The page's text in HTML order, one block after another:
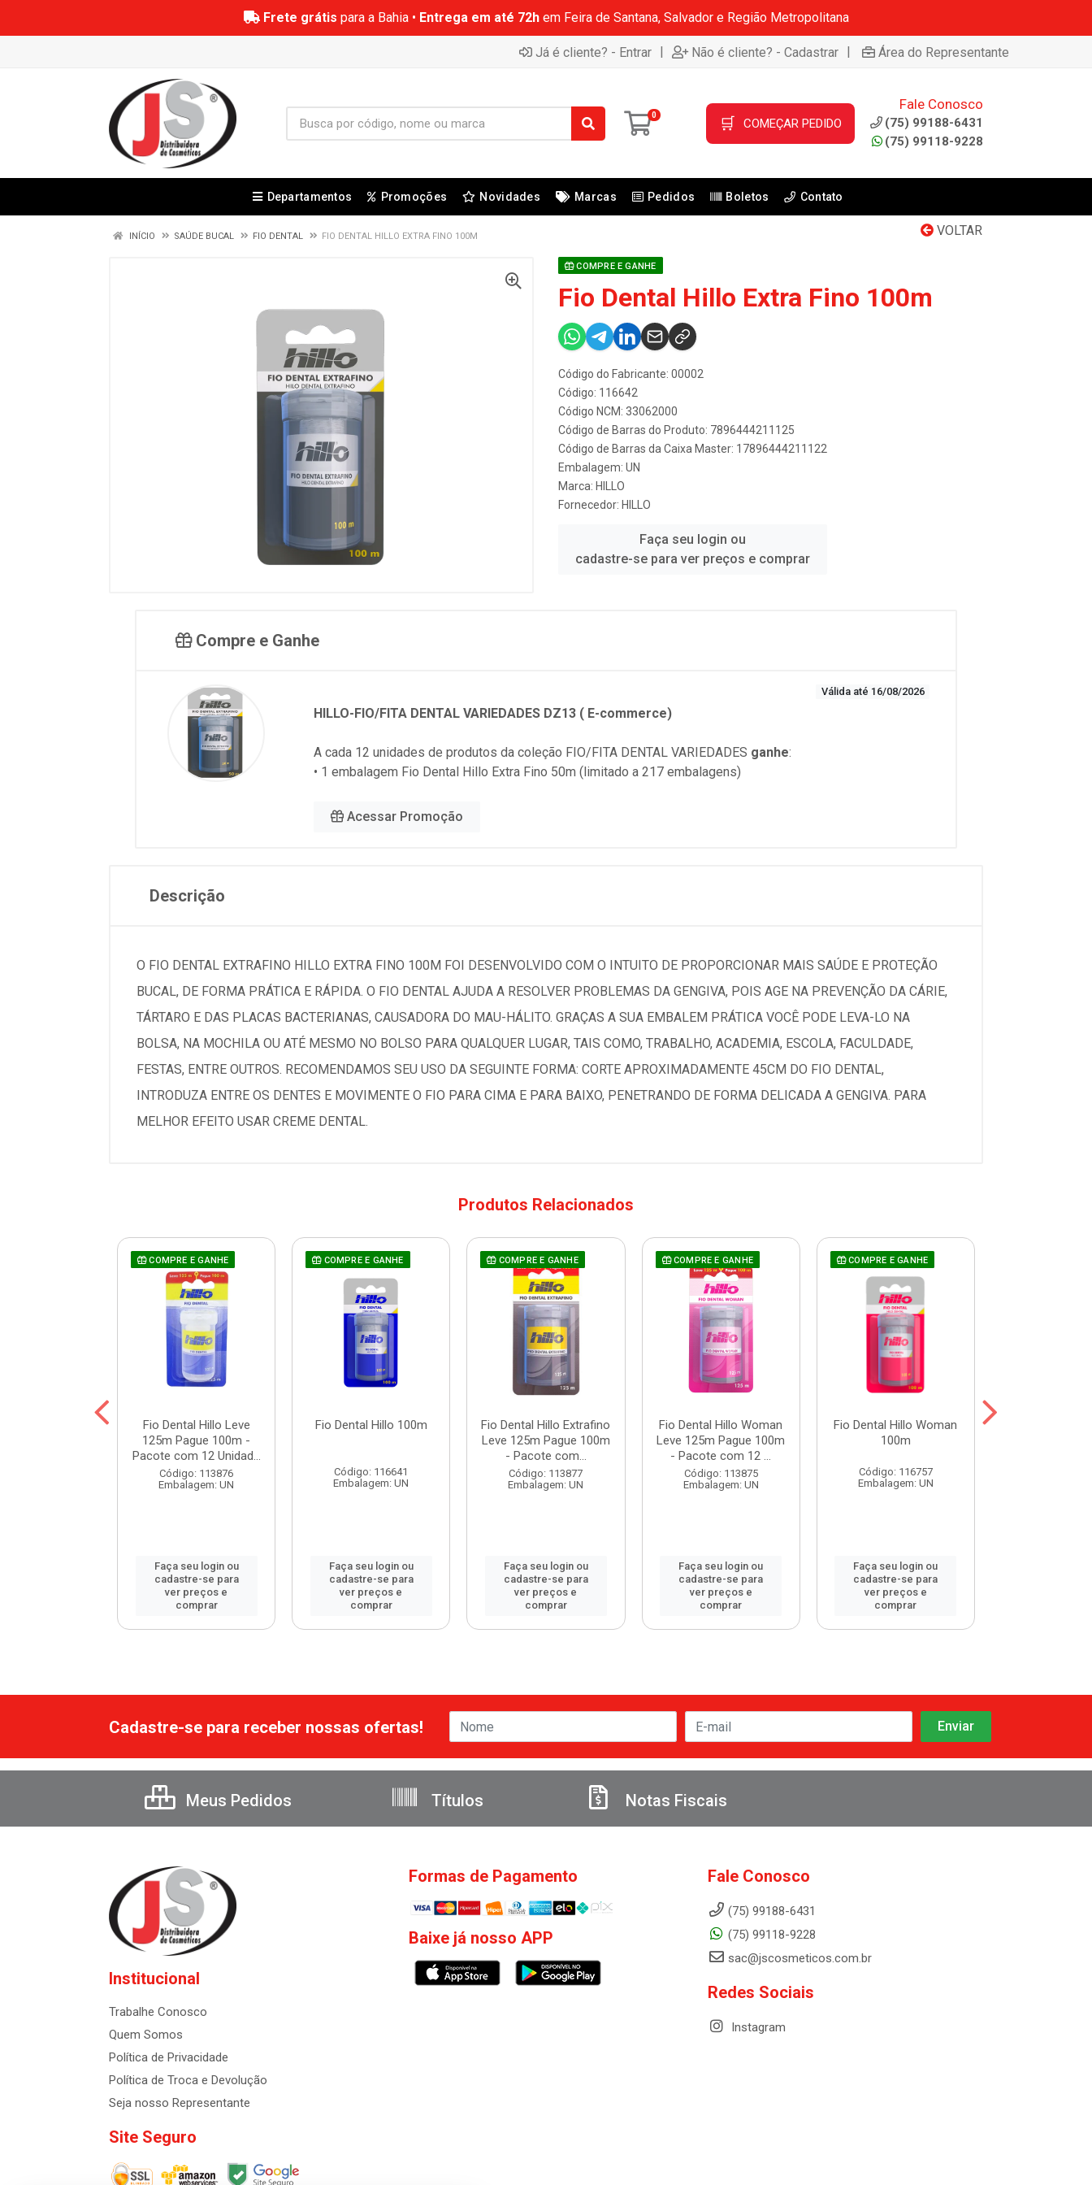
Frete grátis para a Bahia • Entrega em até 72hem Feira de Santana, Salvador e Região Metropolitana
Já é cliente? - Entrar | Não é cliente? - Cadastrar | Área do Representante
0 🛒 COMEÇAR PEDIDO
Fale Conosco
(75) 99188-6431
(75) 99118-9228
Departamentos Promoções Novidades Marcas Pedidos Boletos Contato
VOLTAR
INÍCIO SAÚDE BUCAL FIO DENTAL FIO DENTAL HILLO EXTRA FINO 100M
COMPRE E GANHE
Fio Dental Hillo Extra Fino 100m
Código do Fabricante: 00002
Código: 116642
Código NCM: 33062000
Código de Barras do Produto: 7896444211125
Código de Barras da Caixa Master: 17896444211122
Embalagem: UN
Marca: HILLO
Fornecedor: HILLO
Faça seu login ou
cadastre-se para ver preços e comprar
Compre e Ganhe
Válida até 16/08/2026
HILLO-FIO/FITA DENTAL VARIEDADES DZ13 ( E-commerce)
A cada 12 unidades de produtos da coleção FIO/FITA DENTAL VARIEDADES ganhe:
• 1 embalagem Fio Dental Hillo Extra Fino 50m (limitado a 217 embalagens)
Acessar Promoção
Descrição
O FIO DENTAL EXTRAFINO HILLO EXTRA FINO 100M FOI DESENVOLVIDO COM O INTUITO DE PROPORCIONAR MAIS SAÚDE E PROTEÇÃO
BUCAL, DE FORMA PRÁTICA E RÁPIDA. O FIO DENTAL AJUDA A RESOLVER PROBLEMAS DA GENGIVA, POIS AGE NA PREVENÇÃO DA CÁRIE,
TÁRTARO E DAS PLACAS BACTERIANAS, CAUSADORA DO MAU-HÁLITO. GRAÇAS A SUA EMBALEM PRÁTICA VOCÊ PODE LEVA-LO NA
BOLSA, NA MOCHILA OU ATÉ MESMO NO BOLSO PARA QUALQUER LUGAR, TAIS COMO, TRABALHO, ACADEMIA, ESCOLA, FACULDADE,
FESTAS, ENTRE OUTROS. RECOMENDAMOS SEU USO DA SEGUINTE FORMA: CORTE APROXIMADAMENTE 45CM DO FIO DENTAL,
INTRODUZA ENTRE OS DENTES E MOVIMENTE O FIO PARA CIMA E PARA BAIXO, PENETRANDO DE FORMA DELICADA A GENGIVA. PARA
MELHOR EFEITO USAR CREME DENTAL.
Produtos Relacionados
COMPRE E GANHE
Fio Dental Hillo Leve
125m Pague 100m -
Pacote com 12 Unidad...
Código: 113876
Embalagem: UN
Faça seu login ou
cadastre-se para
ver preços e
comprar
COMPRE E GANHE
Fio Dental Hillo 100m
Código: 116641
Embalagem: UN
Faça seu login ou
cadastre-se para
ver preços e
comprar
COMPRE E GANHE
Fio Dental Hillo Extrafino
Leve 125m Pague 100m
- Pacote com...
Código: 113877
Embalagem: UN
Faça seu login ou
cadastre-se para
ver preços e
comprar
COMPRE E GANHE
Fio Dental Hillo Woman
Leve 125m Pague 100m
- Pacote com 12 ...
Código: 113875
Embalagem: UN
Faça seu login ou
cadastre-se para
ver preços e
comprar
COMPRE E GANHE
Fio Dental Hillo Woman
100m
Código: 116757
Embalagem: UN
Faça seu login ou
cadastre-se para
ver preços e
comprar
Cadastre-se para receber nossas ofertas!
Meus Pedidos Títulos Notas Fiscais
Institucional
Trabalhe Conosco
Quem Somos
Política de Privacidade
Política de Troca e Devolução
Seja nosso Representante
Site Seguro
Formas de Pagamento
Baixe já nosso APP
Fale Conosco
(75) 99188-6431
(75) 99118-9228
sac@jscosmeticos.com.br
Redes Sociais
Instagram